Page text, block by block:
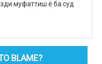
муфаттиш ё ба суд
BLAME?